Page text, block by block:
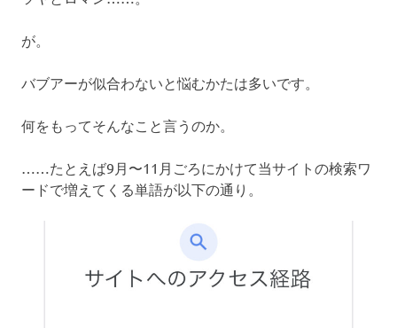
が。
バブアーが似合わないと悩むかたは多いです。
何をもってそんなこと言うのか。
……たとえば9月〜11月ごろにかけて当サイトの検索ワ
ードで増えてくる単語が以下の通り。